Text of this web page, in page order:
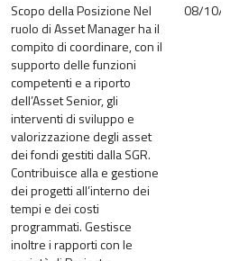
Scopo della Posizione Nel
ruolo di Asset Manager ha il
compito di coordinare, con il
supporto delle funzioni
competenti e a riporto
dell’Asset Senior, gli
interventi di sviluppo e
valorizzazione degli asset
dei fondi gestiti dalla SGR.
Contribuisce alla e gestione
dei progetti all’interno dei
tempi e dei costi
programmati. Gestisce
inoltre i rapporti con le
08/10/